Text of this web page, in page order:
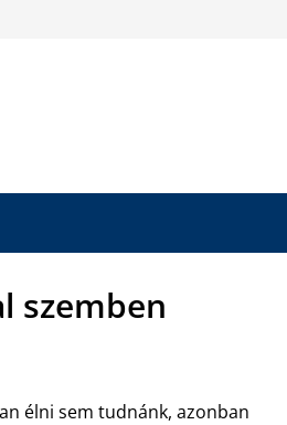
szemben
élni sem tudnánk, azonban